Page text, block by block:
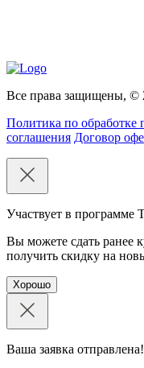
Все права защищены, ©
Политика по обработке
соглашения Договор
Участвует в программе
Вы можете сдать ранее
получить скидку на
Хорошо
Ваша заявка отправлена!